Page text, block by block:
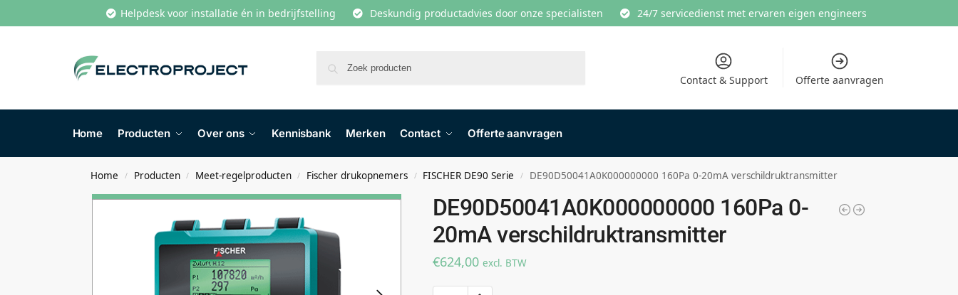
Helpdesk voor installatie én in bedrijfstelling Deskundig productadvies door onze specialisten 24/7 servicedienst met ervaren eigen engineers
Contact & Support Offerte aanvragen
Home Producten Over ons Kennisbank Merken Contact Offerte aanvragen
Home / Producten / Meet-regelproducten / Fischer drukopnemers / FISCHER DE90 Serie / DE90D50041A0K000000000 160Pa 0-20mA verschildruktransmitter
DE90D50041A0K000000000 160Pa 0-
20mA verschildruktransmitter
€624,00 excl. BTW